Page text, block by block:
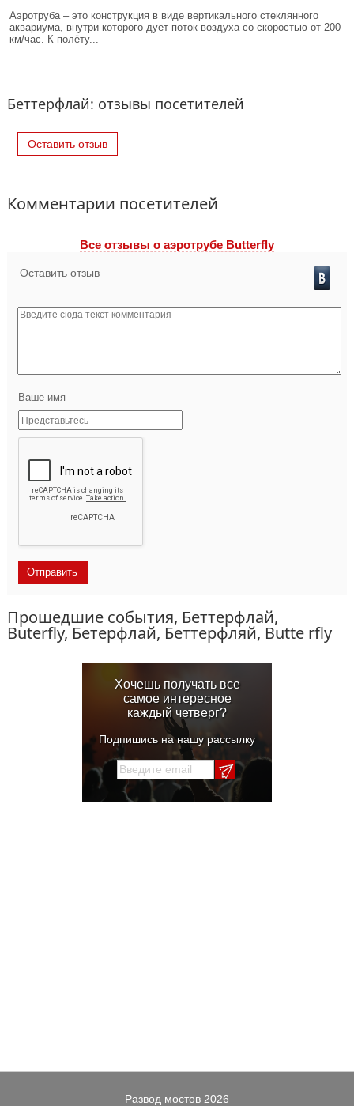
Аэротруба – это конструкция в виде вертикального стеклянного
аквариума, внутри которого дует поток воздуха со скоростью от 200
км/час. К полёту...
Беттерфлай: отзывы посетителей
Оставить отзыв
Комментарии посетителей
Все отзывы o аэротрубе Butterfly
Оставить отзыв
Ваше имя
Прошедшие события, Беттерфлай,
Buterfly, Бетерфлай, Беттерфляй, Butte rfly
Хочешь получать все
самое интересное
каждый четверг?
Подпишись на нашу рассылку
Развод мостов 2026